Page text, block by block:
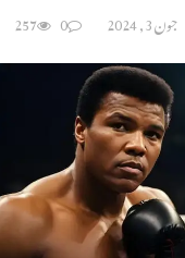
جون 3, 2024 0
257